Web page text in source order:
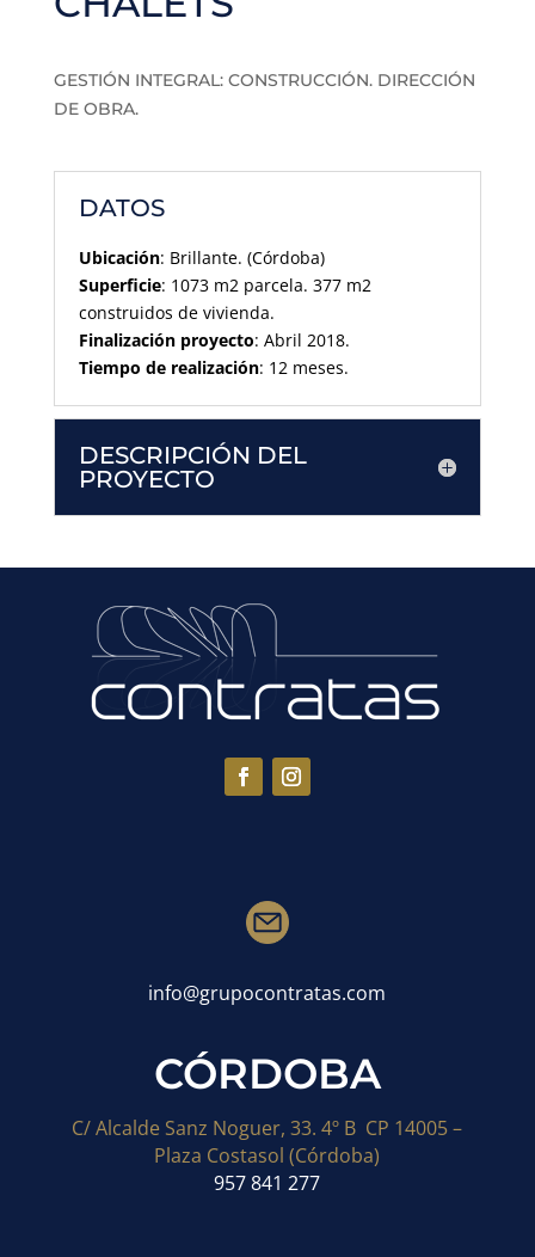
GESTIÓN INTEGRAL: CONSTRUCCIÓN. DIRECCIÓN
DE OBRA.
DATOS
Ubicación: Brillante. (Córdoba)
Superficie: 1073 m2 parcela. 377 m2
construidos de vivienda.
Finalización proyecto: Abril 2018.
Tiempo de realización: 12 meses.
DESCRIPCIÓN DEL
PROYECTO
info@grupocontratas.com
CÓRDOBA
C/ Alcalde Sanz Noguer, 33. 4º B CP 14005 –
Plaza Costasol (Córdoba)
957 841 277